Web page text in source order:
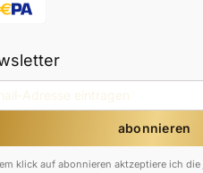
klick auf abonnieren aktzeptiere ich die